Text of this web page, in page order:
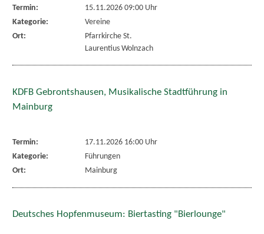
Termin:
15.11.2026 09:00 Uhr
Kategorie:
Vereine
Ort:
Pfarrkirche St.
Laurentius Wolnzach
KDFB Gebrontshausen, Musikalische Stadtführung in
Mainburg
Termin:
17.11.2026 16:00 Uhr
Kategorie:
Führungen
Ort:
Mainburg
Deutsches Hopfenmuseum: Biertasting "Bierlounge"